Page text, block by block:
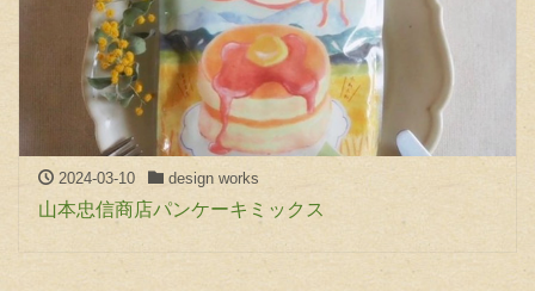
2024-03-10 design works
山本忠信商店パンケーキミックス